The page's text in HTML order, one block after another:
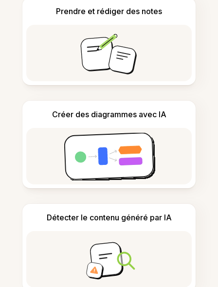
Prendre et rédiger des notes
Créer des diagrammes avec IA
Détecter le contenu généré par IA